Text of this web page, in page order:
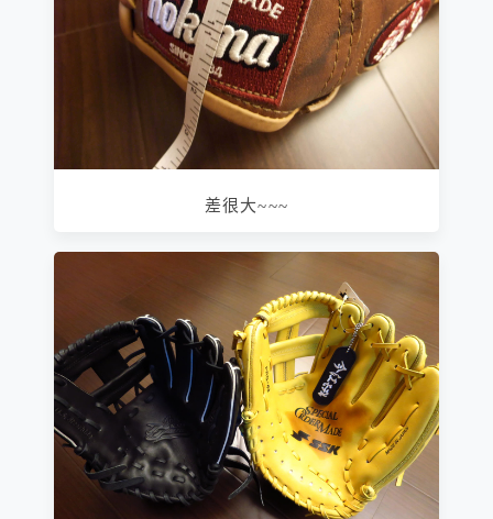
差很大~~~